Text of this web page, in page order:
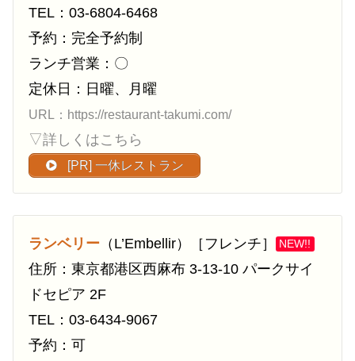
TEL：03-6804-6468
予約：完全予約制
ランチ営業：〇
定休日：日曜、月曜
URL：https://restaurant-takumi.com/
▽詳しくはこちら
[PR] 一休レストラン
ランベリー （L’Embellir）［フレンチ］ NEW!!
住所：東京都港区西麻布 3-13-10 パークサイ
ドセピア 2F
TEL：03-6434-9067
予約：可